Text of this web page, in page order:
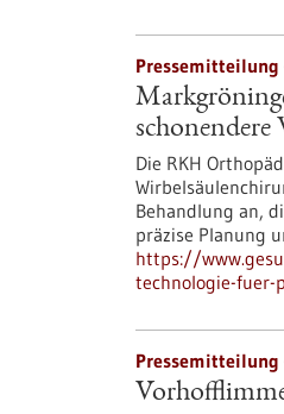
Pressemitteilung
Die RKH
Behandlung an,
präzise Planung
https://
technologie-fuer-
Pressemitteilung